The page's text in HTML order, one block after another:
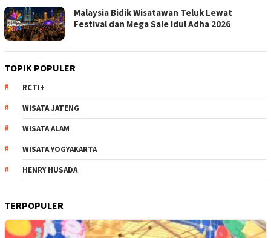
Malaysia Bidik Wisatawan Teluk Lewat
Festival dan Mega Sale Idul Adha 2026
TOPIK POPULER
RCTI+
WISATA JATENG
WISATA ALAM
WISATA YOGYAKARTA
HENRY HUSADA
TERPOPULER